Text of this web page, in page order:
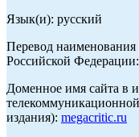
Язык(и): русский
Перевод наименования
Российской
Доменное имя сайта в
издания): megacritic.ru